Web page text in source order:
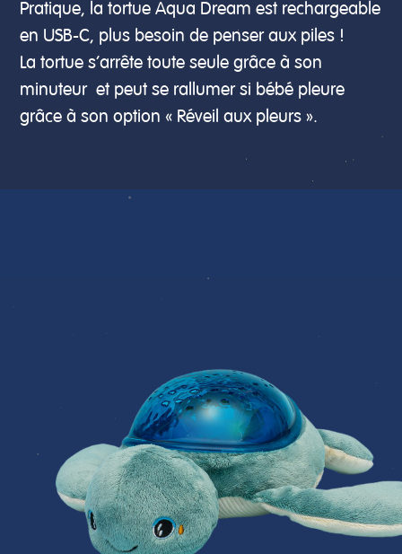
Pratique, la tortue Aqua Dream est rechargeable
en USB-C, plus besoin de penser aux piles !
La tortue s’arrête toute seule grâce à son
minuteur et peut se rallumer si bébé pleure
grâce à son option « Réveil aux pleurs ».